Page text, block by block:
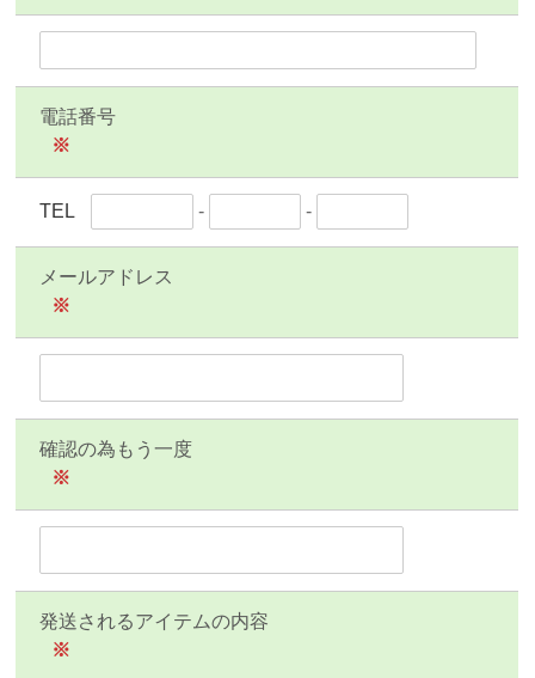
電話番号
※
TEL - -
メールアドレス
※
確認の為もう一度
※
発送されるアイテムの内容
※